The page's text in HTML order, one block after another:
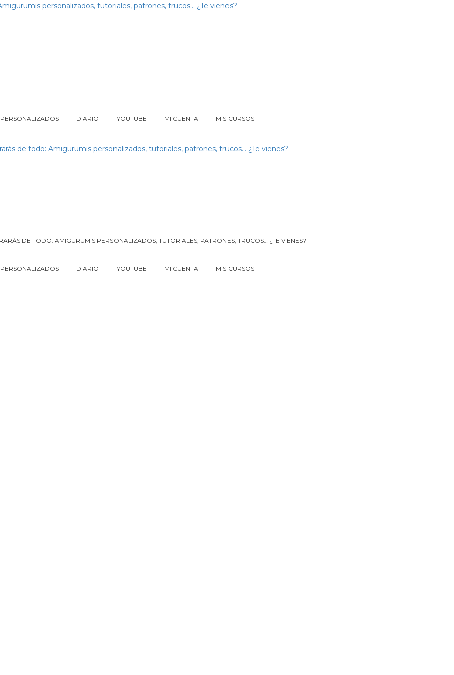
PERSONALIZADOS DIARIO YOUTUBE MI CUENTA MIS CURSOS
PERSONALIZADOS DIARIO YOUTUBE MI CUENTA MIS CURSOS